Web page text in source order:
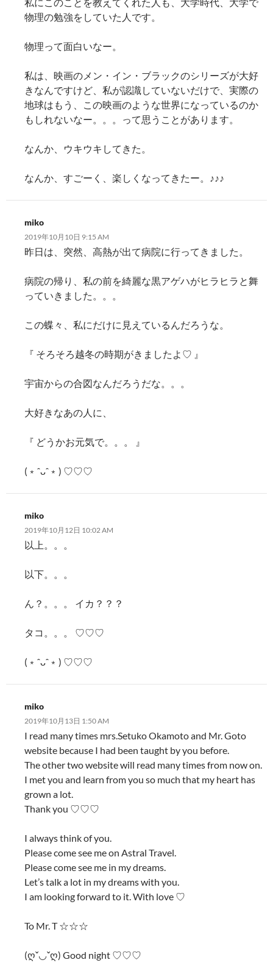
物理の勉強をしていた人です。
物理って面白いなー。
私は、映画のメン・イン・ブラックのシリーズが大好
きなんですけど、私が認識していないだけで、実際の
地球はもう、この映画のような世界になっているのか
もしれないなー。。。って思うことがあります。
なんか、ウキウキしてきた。
なんか、すごーく、楽しくなってきたー。♪♪♪
miko
2019年10月10日 9:15 AM
昨日は、突然、高熱が出て病院に行ってきました。
病院の帰り、私の前を綺麗な黒アゲハがヒラヒラと舞
っていきました。。。
この蝶々、私にだけに見えているんだろうな。
『 そろそろ越冬の時期がきましたよ♡ 』
宇宙からの合図なんだろうだな。。。
大好きなあの人に、
『 どうかお元気で。。。 』
(﹡ˆᴗˆ﹡) ♡♡♡
miko
2019年10月12日 10:02 AM
以上。。。
以下。。。
ん？。。。 イカ？？？
タコ。。。 ♡♡♡
(﹡ˆᴗˆ﹡) ♡♡♡
miko
2019年10月13日 1:50 AM
I read many times mrs.Setuko Okamoto and Mr. Goto
website because I had been taught by you before.
The other two website will read many times from now on.
I met you and learn from you so much that my heart has
grown a lot.
Thank you ♡♡♡
I always think of you.
Please come see me on Astral Travel.
Please come see me in my dreams.
Let’s talk a lot in my dreams with you.
I am looking forward to it. With love ♡
To Mr. T ☆☆☆
(ღˇ◡︎ˇღ) Good night ♡♡♡